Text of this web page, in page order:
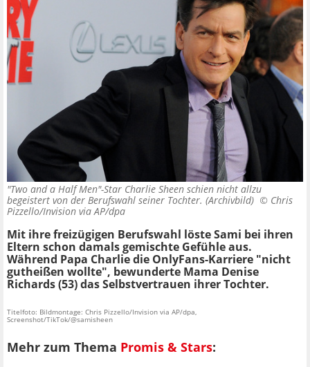
"Two and a Half Men"-Star Charlie Sheen schien nicht allzu
begeistert von der Berufswahl seiner Tochter. (Archivbild) © Chris
Pizzello/Invision via AP/dpa
Mit ihre freizügigen Berufswahl löste Sami bei ihren
Eltern schon damals gemischte Gefühle aus.
Während Papa Charlie die OnlyFans-Karriere "nicht
gutheißen wollte", bewunderte Mama Denise
Richards (53) das Selbstvertrauen ihrer Tochter.
Titelfoto: Bildmontage: Chris Pizzello/Invision via AP/dpa,
Screenshot/TikTok/@samisheen
Mehr zum Thema Promis & Stars: